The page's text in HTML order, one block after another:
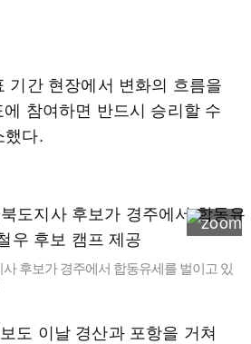
기간 현장에서 변화의 흐름을
참여하면 반드시 승리할 수
했다.
후보가 경주에서 합동유세를 벌이고 있
도 이날 경산과 포항을 거쳐